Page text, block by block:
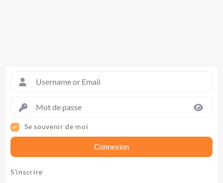
Se souvenir de moi
Connexion
S’inscrire